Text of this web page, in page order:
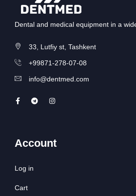
Dental and medical equipment in a
33, Lutfiy st, Tashkent
+99871-278-07-08
info@dentmed.com
Account
Log in
Cart